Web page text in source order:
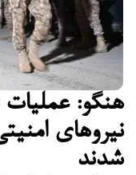
هنگو: عملیات
شدند